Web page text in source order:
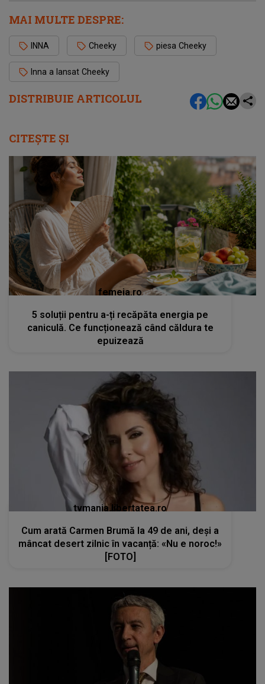
DISTRIBUIE ARTICOLUL
MAI MULTE DESPRE:
INNA Cheeky piesa Cheeky
Inna a lansat Cheeky
CITEȘTE ȘI
femeia.ro
5 soluții pentru a-ți recăpăta energia pe
caniculă. Ce funcționează când căldura te
epuizează
tvmania.libertatea.ro
Cum arată Carmen Brumă la 49 de ani, deși a
mâncat desert zilnic în vacanță: «Nu e noroc!»
[FOTO]